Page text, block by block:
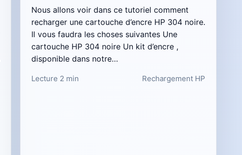
Nous allons voir dans ce tutoriel comment
recharger une cartouche d’encre HP 304 noire.
Il vous faudra les choses suivantes Une
cartouche HP 304 noire Un kit d’encre ,
disponible dans notre…
Lecture 2 min Rechargement HP